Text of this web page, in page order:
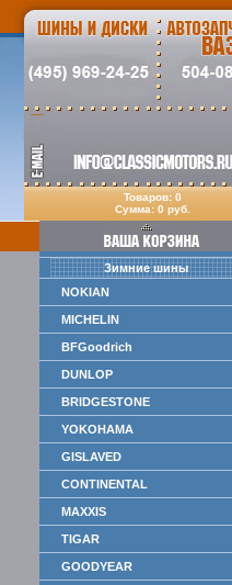
Товаров: 0
Сумма: 0 руб.
Зимние шины
NOKIAN
MICHELIN
BFGoodrich
DUNLOP
BRIDGESTONE
YOKOHAMA
GISLAVED
CONTINENTAL
MAXXIS
TIGAR
GOODYEAR